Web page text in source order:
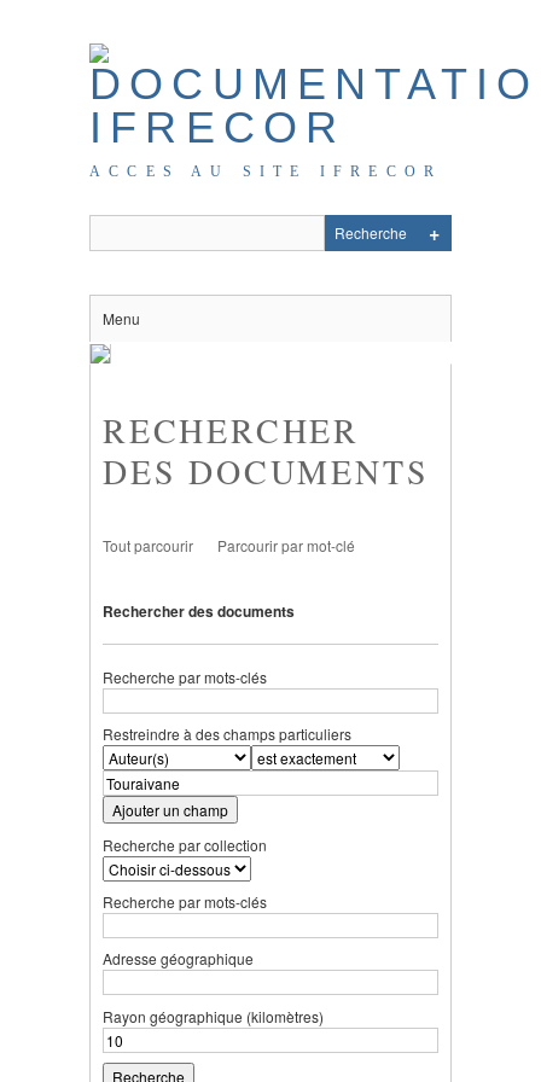
ACCES AU SITE IFRECOR
Menu
RECHERCHER
DES DOCUMENTS
Tout parcourir Parcourir par mot-clé
Rechercher des documents
Recherche par mots-clés
Restreindre à des champs particuliers
Ajouter un champ
Recherche par collection
Recherche par mots-clés
Adresse géographique
Rayon géographique (kilomètres)